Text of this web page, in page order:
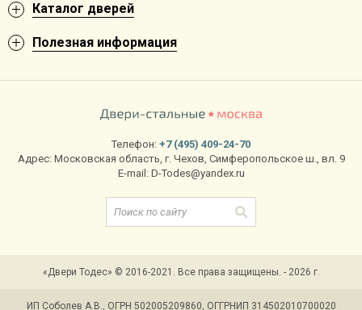
Каталог дверей
Полезная информация
Телефон: +7 (495) 409-24-70
Адрес: Московская область, г. Чехов, Симферопольское ш., вл. 9
E-mail: D-Todes@yandex.ru
«Двери Тодес» © 2016-2021. Все права защищены. - 2026 г.
ИП Соболев А.В., ОГРН 502005209860, ОГГРНИП 314502010700020